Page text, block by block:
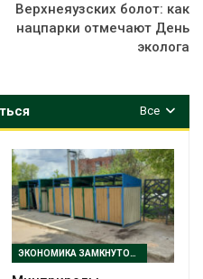
Верхнеяузских болот: как
нацпарки отмечают День
эколога
Все
ЭКОНОМИКА ЗАМКНУТОГО ЦИКЛА